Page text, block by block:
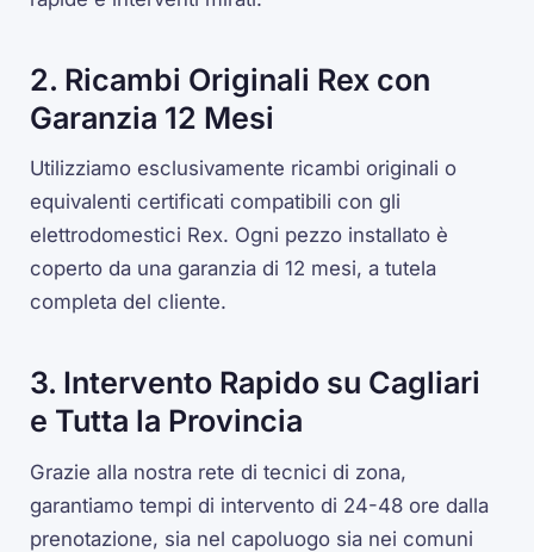
2. Ricambi Originali Rex con
Garanzia 12 Mesi
Utilizziamo esclusivamente ricambi originali o
equivalenti certificati compatibili con gli
elettrodomestici Rex. Ogni pezzo installato è
coperto da una garanzia di 12 mesi, a tutela
completa del cliente.
3. Intervento Rapido su Cagliari
e Tutta la Provincia
Grazie alla nostra rete di tecnici di zona,
garantiamo tempi di intervento di 24-48 ore dalla
prenotazione, sia nel capoluogo sia nei comuni